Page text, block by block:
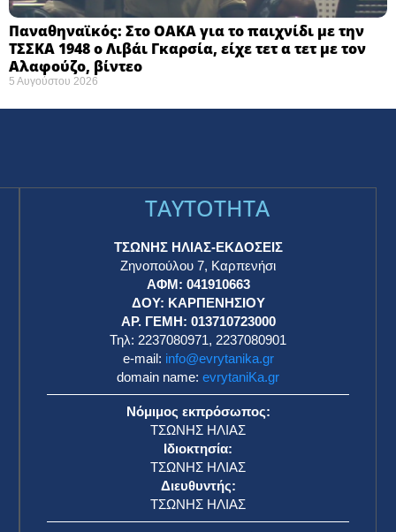
Παναθηναϊκός: Στο ΟΑΚΑ για το παιχνίδι με την
ΤΣΣΚΑ 1948 ο Λιβάι Γκαρσία, είχε τετ α τετ με τον
Αλαφούζο, βίντεο
5 Αυγούστου 2026
TAYTOTHTA
ΤΣΩΝΗΣ ΗΛΙΑΣ-ΕΚΔΟΣΕΙΣ
Ζηνοπούλου 7, Καρπενήσι
ΑΦΜ: 041910663
ΔΟΥ: ΚΑΡΠΕΝΗΣΙΟΥ
ΑΡ. ΓΕΜΗ: 013710723000
Τηλ: 2237080971, 2237080901
e-mail: info@evrytanika.gr
domain name: evrytaniKa.gr
Νόμιμος εκπρόσωπος:
ΤΣΩΝΗΣ ΗΛΙΑΣ
Ιδιοκτησία:
ΤΣΩΝΗΣ ΗΛΙΑΣ
Διευθυντής:
ΤΣΩΝΗΣ ΗΛΙΑΣ